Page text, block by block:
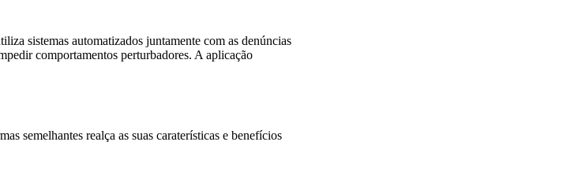
sistemas automatizados juntamente com as denúncias
comportamentos perturbadores. A aplicação
semelhantes realça as suas caraterísticas e benefícios